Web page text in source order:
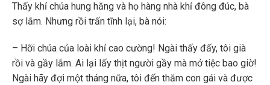
Thấy khỉ chúa hung hăng và họ hàng nhà khỉ đông đúc, bà
sợ lắm. Nhưng rồi trấn tĩnh lại, bà nói:
– Hỡi chúa của loài khỉ cao cường! Ngài thấy đấy, tôi già
rồi và gầy lắm. Ai lại lấy thịt người gầy mà mở tiệc bao giờ!
Ngài hãy đợi một tháng nữa, tôi đến thăm con gái và được